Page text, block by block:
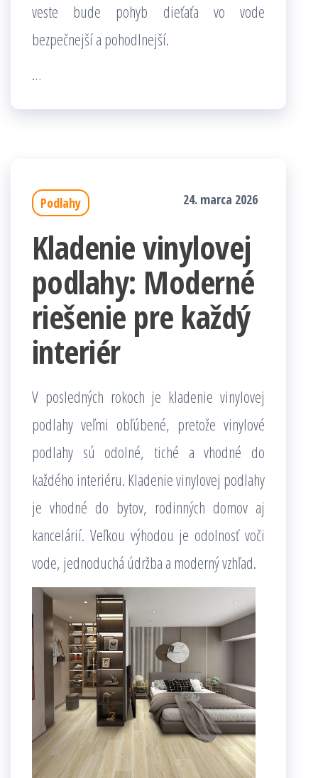
veste bude pohyb dieťaťa vo vode
bezpečnejší a pohodlnejší.
…
Podlahy 24. marca 2026
Kladenie vinylovej
podlahy: Moderné
riešenie pre každý
interiér
V posledných rokoch je kladenie vinylovej
podlahy veľmi obľúbené, pretože vinylové
podlahy sú odolné, tiché a vhodné do
každého interiéru. Kladenie vinylovej podlahy
je vhodné do bytov, rodinných domov aj
kancelárií. Veľkou výhodou je odolnosť voči
vode, jednoduchá údržba a moderný vzhľad.